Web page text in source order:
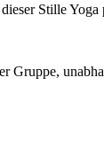
Stille
Gruppe,